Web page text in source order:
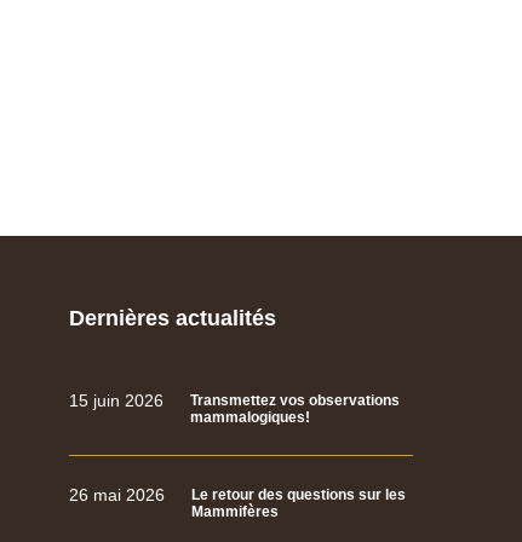
Dernières actualités
15 juin 2026
Transmettez vos observations
mammalogiques!
26 mai 2026
Le retour des questions sur les
Mammifères